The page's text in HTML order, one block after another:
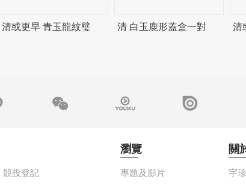
清或更早 青玉龍紋璧 清 白玉鹿形蓋盒一對 清
競投登記
瀏覽
專題及影片
關
宇